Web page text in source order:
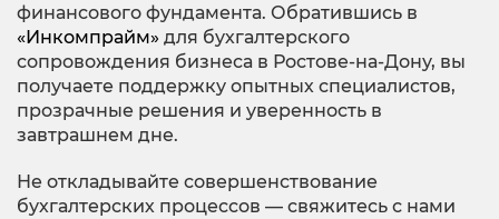
финансового фундамента. Обратившись в
«Инкомпрайм» для бухгалтерского
сопровождения бизнеса в Ростове-на-Дону, вы
получаете поддержку опытных специалистов,
прозрачные решения и уверенность в
завтрашнем дне.
Не откладывайте совершенствование
бухгалтерских процессов — свяжитесь с нами